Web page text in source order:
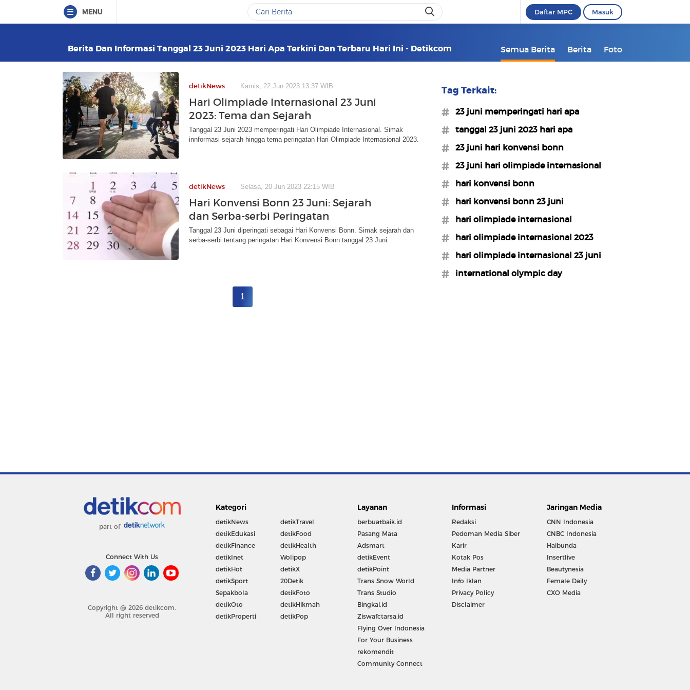
MENU Daftar MPC Masuk
Berita Dan Informasi Tanggal 23 Juni 2023 Hari Apa Terkini Dan Terbaru Hari Ini - Detikcom Semua Berita Berita Foto
detikNews Kamis, 22 Jun 2023 13:37 WIB
Hari Olimpiade Internasional 23 Juni
2023: Tema dan Sejarah
Tanggal 23 Juni 2023 memperingati Hari Olimpiade Internasional. Simak
innformasi sejarah hingga tema peringatan Hari Olimpiade Internasional 2023.
detikNews Selasa, 20 Jun 2023 22:15 WIB
Hari Konvensi Bonn 23 Juni: Sejarah
dan Serba-serbi Peringatan
Tanggal 23 Juni diperingati sebagai Hari Konvensi Bonn. Simak sejarah dan
serba-serbi tentang peringatan Hari Konvensi Bonn tanggal 23 Juni.
1
Tag Terkait:
#23 juni memperingati hari apa
#tanggal 23 juni 2023 hari apa
#23 juni hari konvensi bonn
#23 juni hari olimpiade internasional
#hari konvensi bonn
#hari konvensi bonn 23 juni
#hari olimpiade internasional
#hari olimpiade internasional 2023
#hari olimpiade internasional 23 juni
#international olympic day
part of
Connect With Us
Copyright @ 2026 detikcom.
All right reserved
Kategori
detikNews
detikEdukasi
detikFinance
detikInet
detikHot
detikSport
Sepakbola
detikOto
detikProperti
detikTravel
detikFood
detikHealth
Wolipop
detikX
20Detik
detikFoto
detikHikmah
detikPop
Layanan
berbuatbaik.id
Pasang Mata
Adsmart
detikEvent
detikPoint
Trans Snow World
Trans Studio
Bingkai.id
Ziswafctarsa.id
Flying Over Indonesia
For Your Business
rekomendit
Community Connect
Informasi
Redaksi
Pedoman Media Siber
Karir
Kotak Pos
Media Partner
Info Iklan
Privacy Policy
Disclaimer
Jaringan Media
CNN Indonesia
CNBC Indonesia
Haibunda
Insertlive
Beautynesia
Female Daily
CXO Media